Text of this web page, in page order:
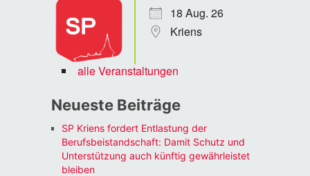
18 Aug. 26
Kriens
alle Veranstaltungen
Neueste Beiträge
SP Kriens fordert Entlastung der
Berufsbeistandschaft: Damit Schutz und
Unterstützung auch künftig gewährleistet
bleiben